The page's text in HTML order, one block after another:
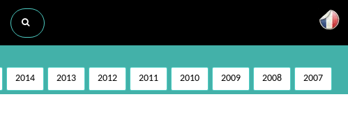
2014 2013 2012 2011 2010 2009 2008 2007